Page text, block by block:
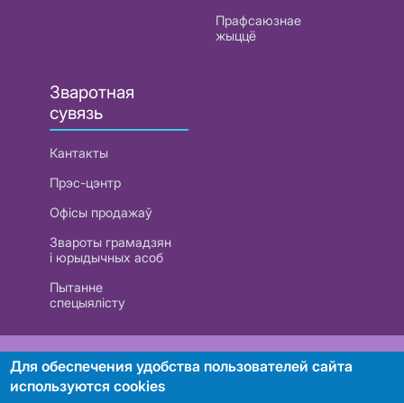
Прафсаюзнае
жыццё
Зваротная
сувязь
Кантакты
Прэс-цэнтр
Офісы продажаў
Звароты грамадзян
і юрыдычных асоб
Пытанне
спецыялісту
РУП «Белтэлекам». УНП 101007741
Для обеспечения удобства пользователей сайта
используются cookies